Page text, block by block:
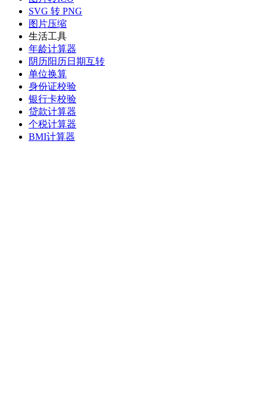
SVG 转 PNG
图片压缩
生活工具
年龄计算器
阴历阳历日期互转
单位换算
身份证校验
银行卡校验
贷款计算器
个税计算器
BMI计算器